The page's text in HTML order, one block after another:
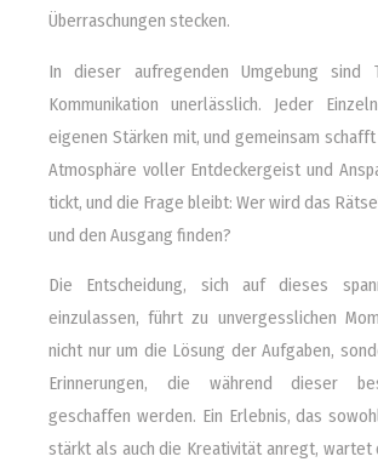
Überraschungen stecken.
In dieser aufregenden Umgebung sind
Kommunikation unerlässlich. Jeder
eigenen Stärken mit, und gemeinsam
Atmosphäre voller Entdeckergeist und
tickt, und die Frage bleibt: Wer wird das
und den Ausgang finden?
Die Entscheidung, sich auf dieses
einzulassen, führt zu unvergesslichen
nicht nur um die Lösung der Aufgaben,
Erinnerungen, die während dieser
geschaffen werden. Ein Erlebnis, das
stärkt als auch die Kreativität anregt, wartet